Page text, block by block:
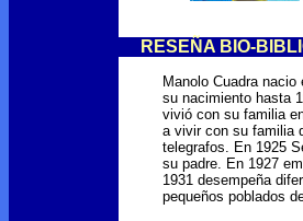
RESEÑA BIO-
Manolo Cuadra
su nacimiento hasta
vivió con su familia
a vivir con su familia
telegrafos. En 1925
su padre. En 1927
1931 desempeña
pequeños poblados